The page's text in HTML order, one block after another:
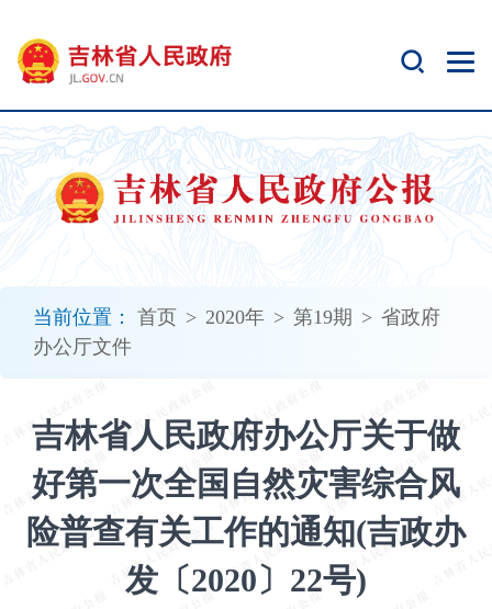
当前位置： 首页 > 2020年 > 第19期 > 省政府
办公厅文件
吉林省人民政府办公厅关于做
好第一次全国自然灾害综合风
险普查有关工作的通知(吉政办
发〔2020〕22号)
开
无
障
碍
说
明
加